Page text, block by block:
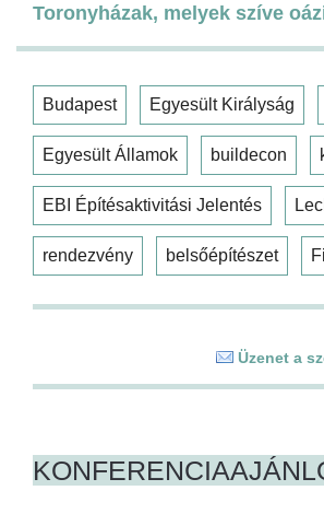
Toronyházak, melyek szíve
Budapest Egyesült Királyság
Egyesült Államok buildecon
EBI Építésaktivitási Jelentés
rendezvény belsőépítészet
Üzenet a